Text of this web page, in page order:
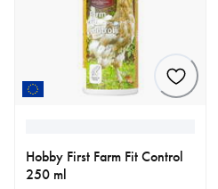
Hobby First Farm Fit Control
250 ml